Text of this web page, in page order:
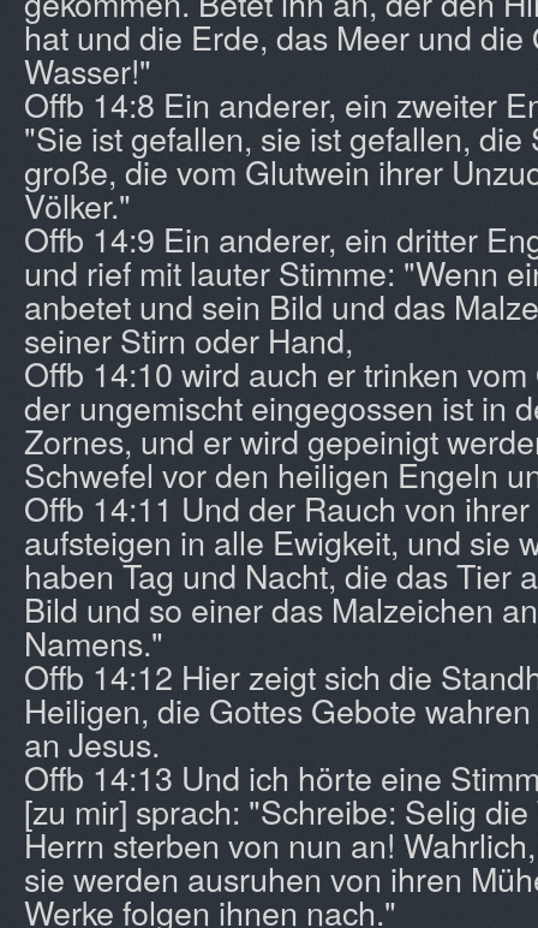
hat und die Erde, das Meer und die
Wasser!"
Offb 14:8 Ein anderer, ein zweiter
"Sie ist gefallen, sie ist gefallen, die
große, die vom Glutwein ihrer
Völker."
Offb 14:9 Ein anderer, ein dritter
und rief mit lauter Stimme: "Wenn
anbetet und sein Bild und das
seiner Stirn oder Hand,
Offb 14:10 wird auch er trinken
der ungemischt eingegossen ist in
Zornes, und er wird gepeinigt
Schwefel vor den heiligen Engeln
Offb 14:11 Und der Rauch von
aufsteigen in alle Ewigkeit, und sie
haben Tag und Nacht, die das Tier
Bild und so einer das Malzeichen
Namens."
Offb 14:12 Hier zeigt sich die
Heiligen, die Gottes Gebote
an Jesus.
Offb 14:13 Und ich hörte eine
[zu mir] sprach: "Schreibe: Selig
Herrn sterben von nun an!
sie werden ausruhen von ihren
Werke folgen ihnen nach."